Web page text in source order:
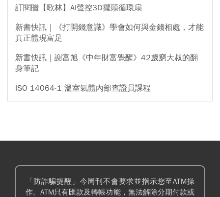
訂閱贈【歌林】AI聲控3D擺頭循環扇
新書快訊｜《打開錢意識》學會如何與金錢相處，才能
真正體現富足
新書快訊｜謝富旭《中年財富覺醒》42歲窮大叔的翻
身筆記
ISO 14064-1 溫室氣體內部查證員課程
「防詐騙提醒」今周刊不會要求並指示您至ATM操
作。ATM只有匯款及轉帳功能，無法解除分期付款或